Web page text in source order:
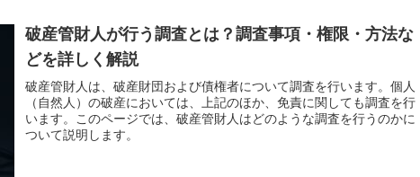
破産管財人が行う調査とは？調査事項・権限・方法な
どを詳しく解説
破産管財人は、破産財団および債権者について調査を行います。個人
（自然人）の破産においては、上記のほか、免責に関しても調査を行
います。このページでは、破産管財人はどのような調査を行うのかに
ついて説明します。